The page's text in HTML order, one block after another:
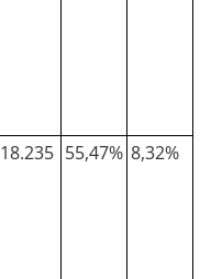
18.235 55,47% 8,32%